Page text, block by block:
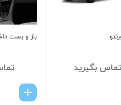
تماس بگیرید
باز و بست